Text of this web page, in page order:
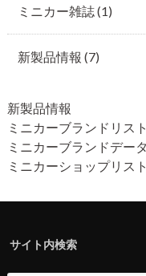
ミニカー雑誌(1)
新製品情報 (7)
新製品情報
ミニカーブランドリスト
ミニカーブランドデータ
ミニカーショップリスト
サイト内検索